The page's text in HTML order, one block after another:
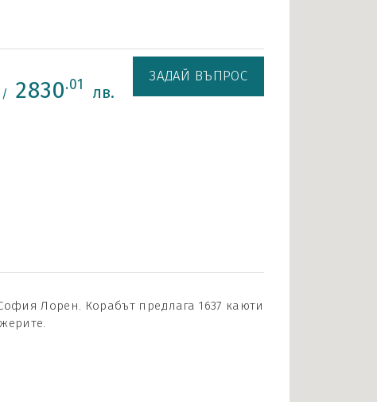
ЗАДАЙ ВЪПРОС
/ 2830.01 лв.
Лорен. Корабът предлага 1637 каюти